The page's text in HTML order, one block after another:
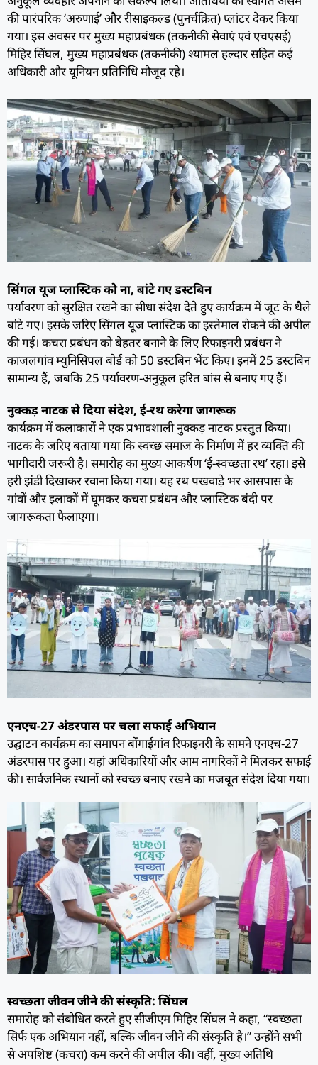
की पारंपरिक ‘अरुणाई’ और रीसाइकल्ड (पुनर्चक्रित) प्लांटर देकर किया
गया। इस अवसर पर मुख्य महाप्रबंधक (तकनीकी सेवाएं एवं एचएसई)
मिहिर सिंघल, मुख्य महाप्रबंधक (तकनीकी) श्यामल हल्दार सहित कई
अधिकारी और यूनियन प्रतिनिधि मौजूद रहे।
सिंगल यूज प्लास्टिक को ना, बांटे गए डस्टबिन
पर्यावरण को सुरक्षित रखने का सीधा संदेश देते हुए कार्यक्रम में जूट के थैले
बांटे गए। इसके जरिए सिंगल यूज प्लास्टिक का इस्तेमाल रोकने की अपील
की गई। कचरा प्रबंधन को बेहतर बनाने के लिए रिफाइनरी प्रबंधन ने
काजलगांव म्युनिसिपल बोर्ड को 50 डस्टबिन भेंट किए। इनमें 25 डस्टबिन
सामान्य हैं, जबकि 25 पर्यावरण-अनुकूल हरित बांस से बनाए गए हैं।
नुक्कड़ नाटक से दिया संदेश, ई-रथ करेगा जागरूक
कार्यक्रम में कलाकारों ने एक प्रभावशाली नुक्कड़ नाटक प्रस्तुत किया।
नाटक के जरिए बताया गया कि स्वच्छ समाज के निर्माण में हर व्यक्ति की
भागीदारी जरूरी है। समारोह का मुख्य आकर्षण ‘ई-स्वच्छता रथ’ रहा। इसे
हरी झंडी दिखाकर रवाना किया गया। यह रथ पखवाड़े भर आसपास के
गांवों और इलाकों में घूमकर कचरा प्रबंधन और प्लास्टिक बंदी पर
जागरूकता फैलाएगा।
एनएच-27 अंडरपास पर चला सफाई अभियान
उद्घाटन कार्यक्रम का समापन बोंगाईगांव रिफाइनरी के सामने एनएच-27
अंडरपास पर हुआ। यहां अधिकारियों और आम नागरिकों ने मिलकर सफाई
की। सार्वजनिक स्थानों को स्वच्छ बनाए रखने का मजबूत संदेश दिया गया।
स्वच्छता जीवन जीने की संस्कृति: सिंघल
समारोह को संबोधित करते हुए सीजीएम मिहिर सिंघल ने कहा, “स्वच्छता
सिर्फ एक अभियान नहीं, बल्कि जीवन जीने की संस्कृति है।” उन्होंने सभी
से अपशिष्ट (कचरा) कम करने की अपील की। वहीं, मुख्य अतिथि